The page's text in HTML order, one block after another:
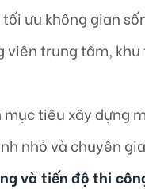
ưu không gian
viên trung tâm,
tiêu xây dựng
nhỏ và chuyên
và tiến độ thi